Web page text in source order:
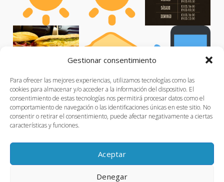
Gestionar consentimiento
Para ofrecer las mejores experiencias, utilizamos tecnologías como las
cookies para almacenar y/o acceder a la información del dispositivo. El
consentimiento de estas tecnologías nos permitirá procesar datos como el
comportamiento de navegación o las identificaciones únicas en este sitio. No
consentir o retirar el consentimiento, puede afectar negativamente a ciertas
características y funciones.
Aceptar
Denegar